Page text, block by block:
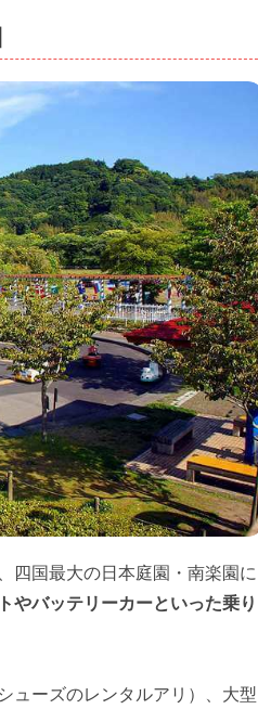
四国最大の日本庭園・南楽園に
やバッテリーカーといった乗り
ューズのレンタルアリ）、大型